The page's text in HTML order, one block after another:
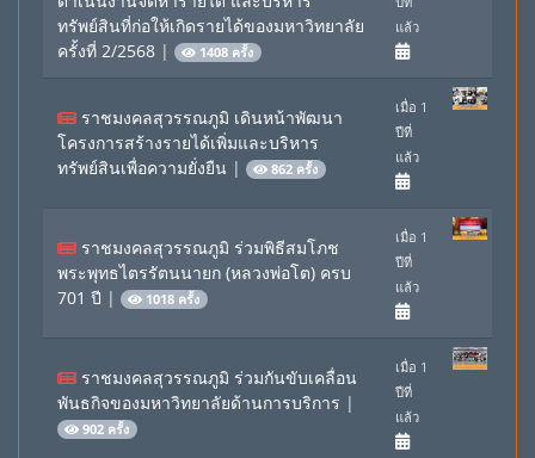
ทรัพย์สินที่ก่อให้เกิดรายได้ของมหาวิทยาลัย
ครั้งที่ 2/2568 | 1408 ครั้ง
แล้ว
ราชมงคลสุวรรณภูมิ เดินหน้าพัฒนา
โครงการสร้างรายได้เพิ่มและบริหาร
ทรัพย์สินเพื่อความยั่งยืน | 862 ครั้ง
เมื่อ 1
ปีที่
แล้ว
ราชมงคลสุวรรณภูมิ ร่วมพิธีสมโภช
พระพุทธไตรรัตนนายก (หลวงพ่อโต) ครบ
701 ปี | 1018 ครั้ง
เมื่อ 1
ปีที่
แล้ว
ราชมงคลสุวรรณภูมิ ร่วมกันขับเคลื่อน
พันธกิจของมหาวิทยาลัยด้านการบริการ |
902 ครั้ง
เมื่อ 1
ปีที่
แล้ว